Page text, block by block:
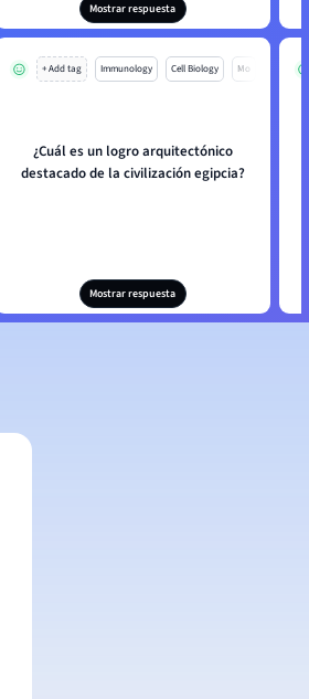
Mostrar respuesta
+ Add tag Immunology Cell Biology Mo
¿Cuál es un logro arquitectónico
destacado de la civilización egipcia?
Mostrar respuesta